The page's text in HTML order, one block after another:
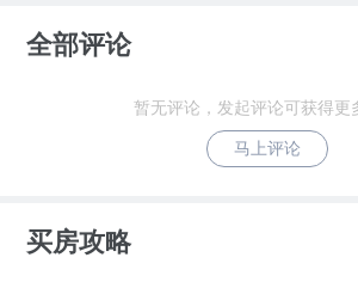
全部评论
暂无评论，发起评论可获得更
马上评论
买房攻略